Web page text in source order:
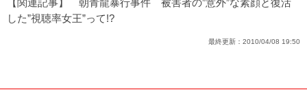
した”視聴率女王”って!?
最終更新： 2010/04/08 19:50